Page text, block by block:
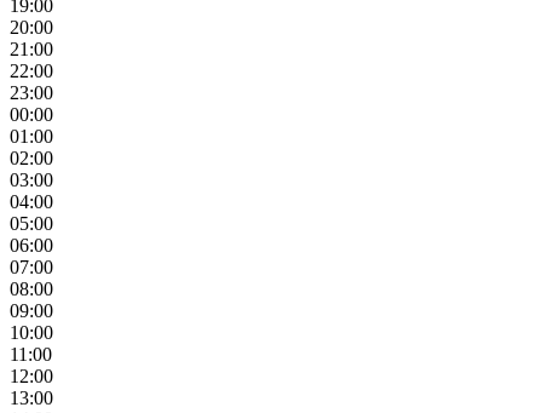
19:00
20:00
21:00
22:00
23:00
00:00
01:00
02:00
03:00
04:00
05:00
06:00
07:00
08:00
09:00
10:00
11:00
12:00
13:00